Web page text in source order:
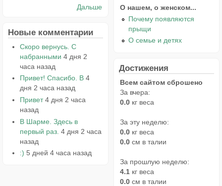
Дальше
Новые комментарии
Скоро вернусь. С
набранными 4 дня 2
часа назад
Привет! Спасибо. В 4
дня 2 часа назад
Привет 4 дня 2 часа
назад
В Шарме. Здесь в
первый раз. 4 дня 2 часа
назад
:) 5 дней 4 часа назад
О нашем, о женском...
Почему появляются
прыщи
О семье и детях
Достижения
Всем сайтом сброшено
За вчера:
0.0 кг веса
За эту неделю:
0.0 кг веса
0.0 см в талии
За прошлую неделю:
4.1 кг веса
0.0 см в талии